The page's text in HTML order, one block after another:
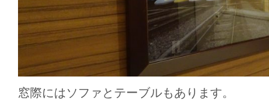
窓際にはソファとテーブルもあります。